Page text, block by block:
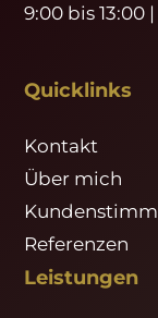
9:00 bis 13:00
Quicklinks
Kontakt
Über mich
Referenzen
Leistungen